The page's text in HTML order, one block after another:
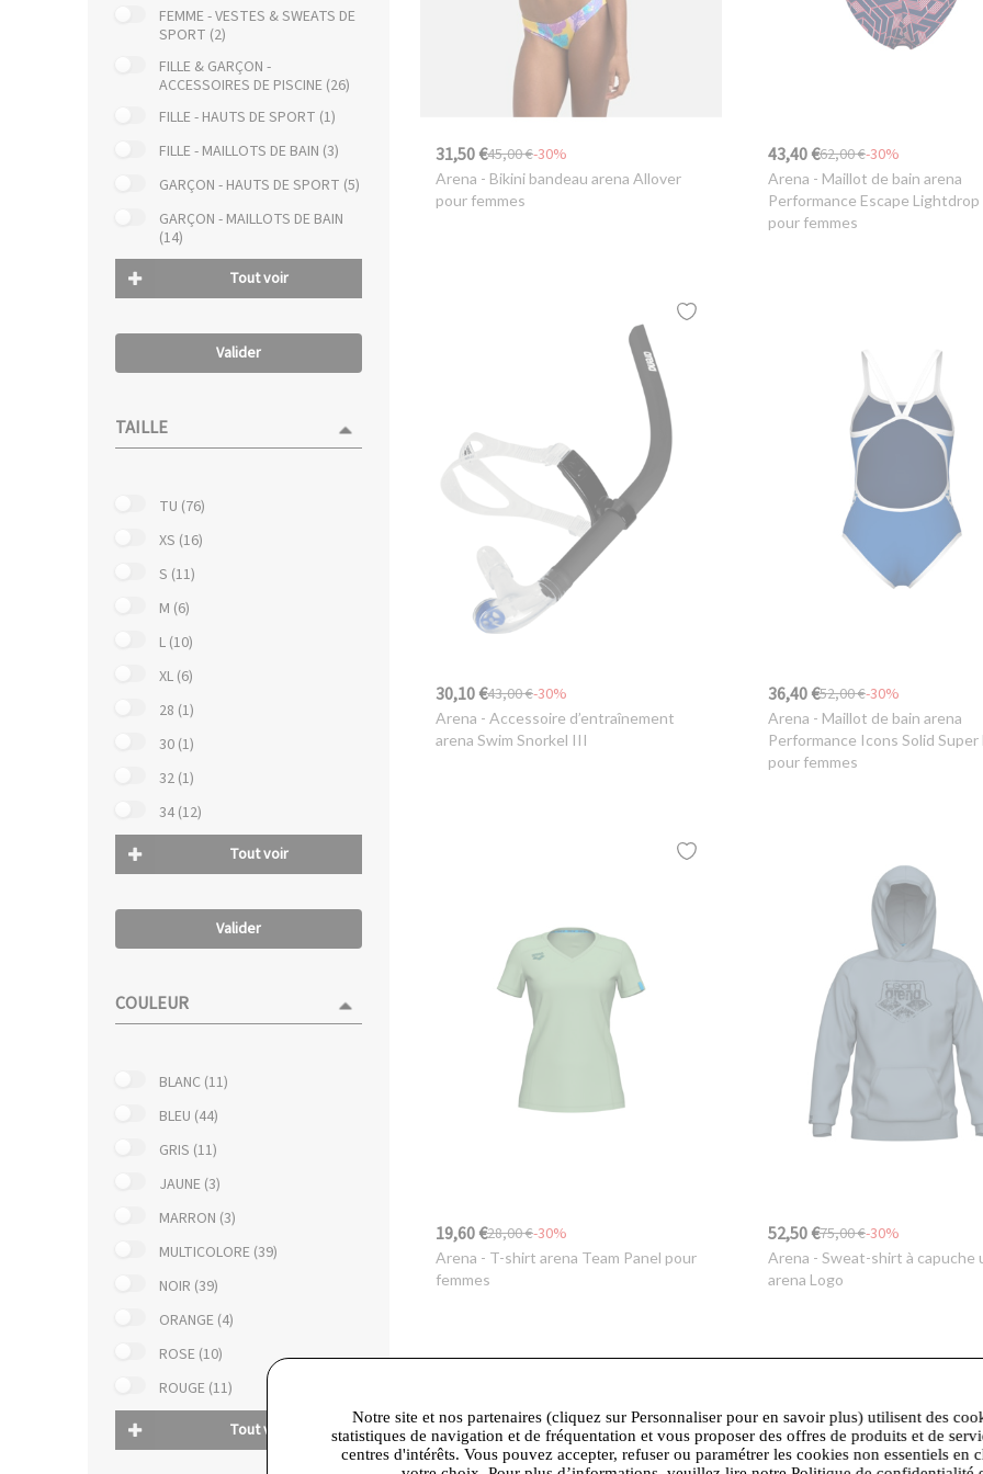
FEMME - VESTES & SWEATS DE
SPORT (2)
FILLE & GARÇON -
ACCESSOIRES DE PISCINE (26)
FILLE - HAUTS DE SPORT (1)
FILLE - MAILLOTS DE BAIN (3)
GARÇON - HAUTS DE SPORT (5)
GARÇON - MAILLOTS DE BAIN
(14)
Tout voir
Valider
TAILLE
TU (76)
XS (16)
S (11)
M (6)
L (10)
XL (6)
28 (1)
30 (1)
32 (1)
34 (12)
Tout voir
Valider
COULEUR
BLANC (11)
BLEU (44)
GRIS (11)
JAUNE (3)
MARRON (3)
MULTICOLORE (39)
NOIR (39)
ORANGE (4)
ROSE (10)
ROUGE (11)
Tout voir
31,50 €45,00 €-30%
Arena - Bikini bandeau arena Allover
pour femmes
43,40 €62,00 €-30%
Arena - Maillot de bain arena
Performance Escape Lightdrop
pour femmes
30,10 €43,00 €-30%
Arena - Accessoire d’entraînement
arena Swim Snorkel III
36,40 €52,00 €-30%
Arena - Maillot de bain arena
Performance Icons Solid Super
pour femmes
19,60 €28,00 €-30%
Arena - T-shirt arena Team Panel pour
femmes
52,50 €75,00 €-30%
Arena - Sweat-shirt à capuche
arena Logo
Notre site et nos partenaires (cliquez sur Personnaliser pour en savoir plus) utilisent des
statistiques de navigation et de fréquentation et vous proposer des offres de produits et de
centres d'intérêts. Vous pouvez accepter, refuser ou paramétrer les cookies non essentiels en